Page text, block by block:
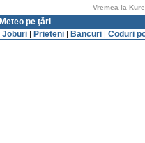
Vremea la
Meteo pe ţări
Joburi | Prieteni | Bancuri | Coduri